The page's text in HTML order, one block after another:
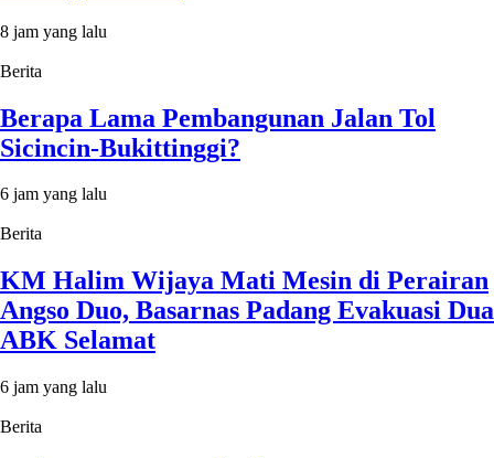
8 jam yang lalu
Berita
Berapa Lama Pembangunan Jalan Tol
Sicincin-Bukittinggi?
6 jam yang lalu
Berita
KM Halim Wijaya Mati Mesin di Perairan
Angso Duo, Basarnas Padang Evakuasi Dua
ABK Selamat
6 jam yang lalu
Berita